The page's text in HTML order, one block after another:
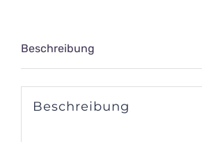
Beschreibung
Beschreibung